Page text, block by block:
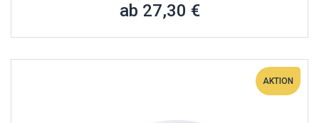
ab 27,30 €
AKTION